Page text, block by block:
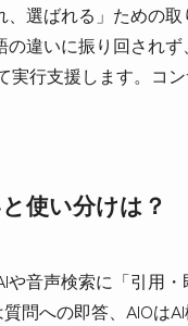
選ばれる」ための
違いに振り回され
行支援します。コ
使い分けは？
音声検索に「引用
問への即答、AIOは